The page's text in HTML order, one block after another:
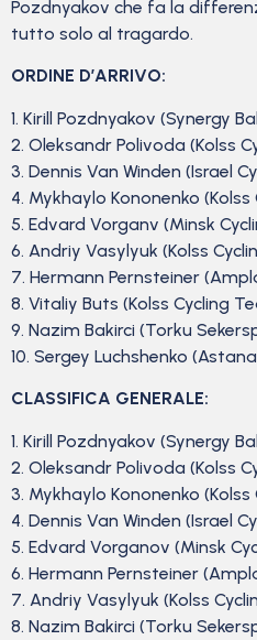
Pozdnyakov che fa la
tutto solo al tragardo.
ORDINE D’ARRIVO:
1. Kirill Pozdnyakov (Synergy
2. Oleksandr Polivoda (Kolss
3. Dennis Van Winden (Israel
4. Mykhaylo Kononenko (Kolss
5. Edvard Vorganv (Minsk
6. Andriy Vasylyuk (Kolss
7. Hermann Pernsteiner
8. Vitaliy Buts (Kolss Cycling
9. Nazim Bakirci (Torku
10. Sergey Luchshenko
CLASSIFICA GENERALE:
1. Kirill Pozdnyakov (Synergy
2. Oleksandr Polivoda (Kolss
3. Mykhaylo Kononenko (Kolss
4. Dennis Van Winden (Israel
5. Edvard Vorganov (Minsk
6. Hermann Pernsteiner
7. Andriy Vasylyuk (Kolss
8. Nazim Bakirci (Torku